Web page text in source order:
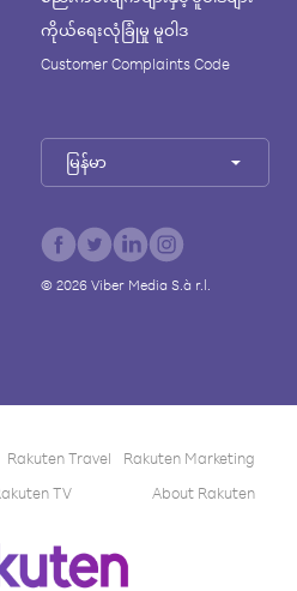
ကိုယ်ရေးလုံခြုံမှု မူဝါဒ
Customer Complaints Code
မြန်မာ
© 2026Viber Media S.à r.l.
Rakuten Travel
Rakuten Marketing
TV About Rakuten